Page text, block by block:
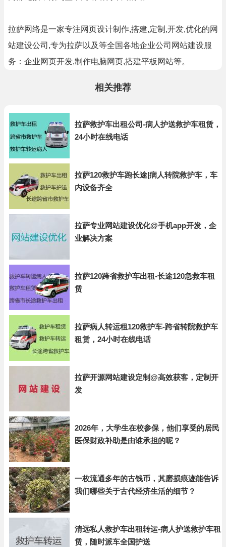
拉萨网络是一家专注网页设计制作,搭建,定制,开发,优化的网
站建设公司,专为拉萨以及等全国各地企业公司网站建设服
务：企业网页开发,制作电脑网页,搭建平板网站等。
相关推荐
拉萨救护车出租公司-病人护送救护车租赁，
24小时在线电话
拉萨120救护车跑长途|病人转院救护车，车
内设备齐全
拉萨专业网站建设优化@手机app开发，企
业解决方案
拉萨120跨省救护车出租-长途120急救车租
赁
拉萨病人转运租120救护车-跨省转院救护车
租赁，24小时在线电话
拉萨开源网站建设定制@高效获客，定制开
发
2026年，大学生在校参保，他们享受的居民
医保财政补助是由谁承担的呢？
一枚流通多年的古钱币，其磨损痕迹能告诉
我们哪些关于古代经济生活的细节？
清远私人救护车出租转运-病人护送救护车租
赁，随时派车全国护送